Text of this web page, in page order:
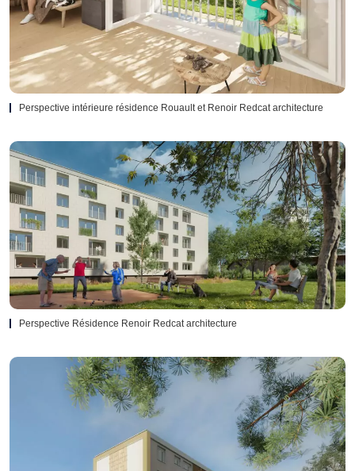
Perspective intérieure résidence Rouault et Renoir Redcat architecture
Perspective Résidence Renoir Redcat architecture